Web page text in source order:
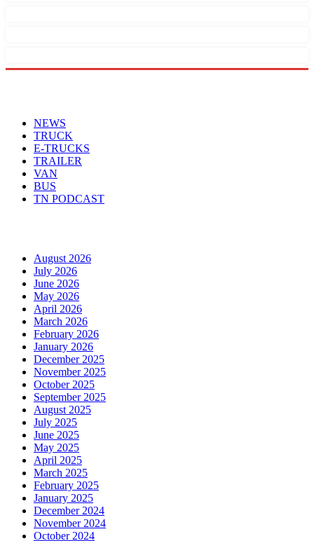
NEWS
TRUCK
E-TRUCKS
TRAILER
VAN
BUS
TN PODCAST
August 2026
July 2026
June 2026
May 2026
April 2026
March 2026
February 2026
January 2026
December 2025
November 2025
October 2025
September 2025
August 2025
July 2025
June 2025
May 2025
April 2025
March 2025
February 2025
January 2025
December 2024
November 2024
October 2024